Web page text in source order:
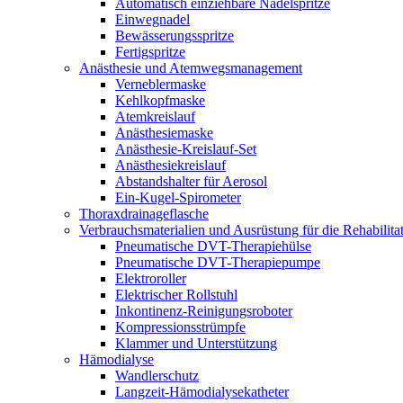
Automatisch einziehbare Nadelspritze
Einwegnadel
Bewässerungsspritze
Fertigspritze
Anästhesie und Atemwegsmanagement
Verneblermaske
Kehlkopfmaske
Atemkreislauf
Anästhesiemaske
Anästhesie-Kreislauf-Set
Anästhesiekreislauf
Abstandshalter für Aerosol
Ein-Kugel-Spirometer
Thoraxdrainageflasche
Verbrauchsmaterialien und Ausrüstung für die
Pneumatische DVT-Therapiehülse
Pneumatische DVT-Therapiepumpe
Elektroroller
Elektrischer Rollstuhl
Inkontinenz-Reinigungsroboter
Kompressionsstrümpfe
Klammer und Unterstützung
Hämodialyse
Wandlerschutz
Langzeit-Hämodialysekatheter